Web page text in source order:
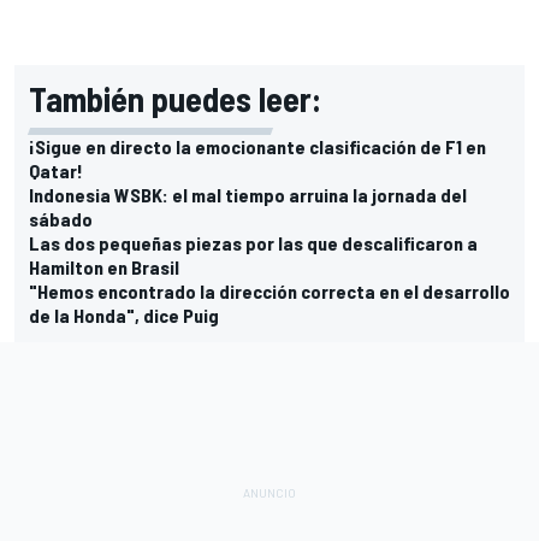
También puedes leer:
¡Sigue en directo la emocionante clasificación de F1 en
Qatar!
Indonesia WSBK: el mal tiempo arruina la jornada del
sábado
Las dos pequeñas piezas por las que descalificaron a
Hamilton en Brasil
"Hemos encontrado la dirección correcta en el desarrollo
de la Honda", dice Puig